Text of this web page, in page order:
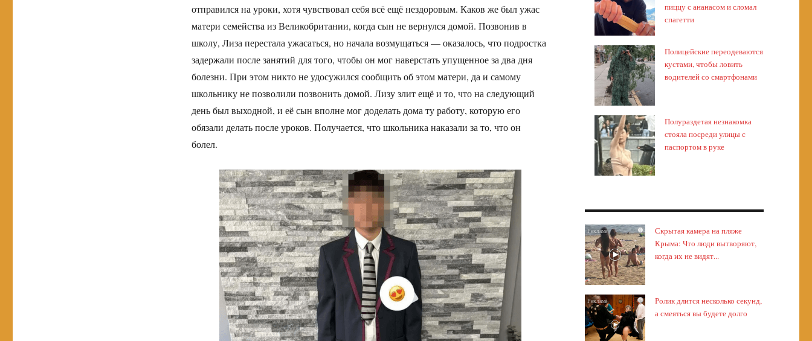
отправился на уроки, хотя чувствовал себя всё ещё нездоровым. Каков же был ужас
матери семейства из Великобритании, когда сын не вернулся домой. Позвонив в
школу, Лиза перестала ужасаться, но начала возмущаться — оказалось, что подростка
задержали после занятий для того, чтобы он мог наверстать упущенное за два дня
болезни. При этом никто не удосужился сообщить об этом матери, да и самому
школьнику не позволили позвонить домой. Лизу злит ещё и то, что на следующий
день был выходной, и её сын вполне мог доделать дома ту работу, которую его
обязали делать после уроков. Получается, что школьника наказали за то, что он
болел.
пиццу с ананасом и сломал
спагетти
Полицейские переодеваются
кустами, чтобы ловить
водителей со смартфонами
Полураздетая незнакомка
стояла посреди улицы с
паспортом в руке
i
Скрытая камера на пляже
Крыма: Что люди вытворяют,
когда их не видят...
i
Ролик длится несколько секунд,
а смеяться вы будете долго